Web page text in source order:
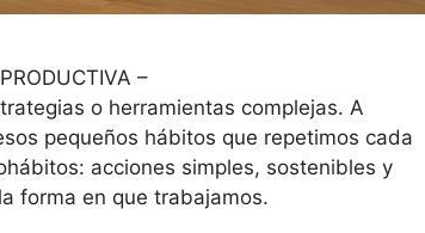
–
o herramientas complejas. A
pequeños hábitos que repetimos cada
acciones simples, sostenibles y
forma en que trabajamos.